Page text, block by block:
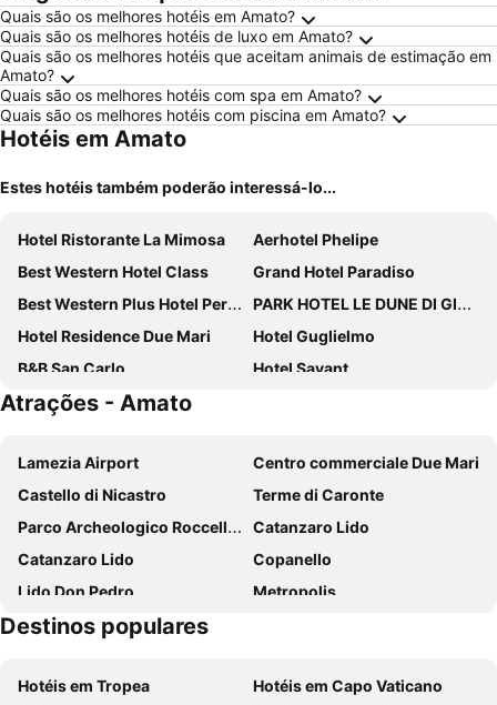
Quais são os melhores hotéis em Amato?
Quais são os melhores hotéis de luxo em Amato?
Quais são os melhores hotéis que aceitam animais de estimação em
Amato?
Quais são os melhores hotéis com spa em Amato?
Quais são os melhores hotéis com piscina em Amato?
Hotéis em Amato
Estes hotéis também poderão interessá-lo...
Hotel Ristorante La Mimosa
Aerhotel Phelipe
Best Western Hotel Class
Grand Hotel Paradiso
Best Western Plus Hotel Perla Del Porto
PARK HOTEL LE DUNE DI GIOVINO
Hotel Residence Due Mari
Hotel Guglielmo
B&B San Carlo
Hotel Savant
Hotel Sogni D'Oro Airport
Atrações - Amato
Lamezia Airport
Centro commerciale Due Mari
Castello di Nicastro
Terme di Caronte
Parco Archeologico Roccelletta di Borgia
Catanzaro Lido
Catanzaro Lido
Copanello
Lido Don Pedro
Metropolis
Spiaggia Paradiso del sub
Palumbosila
Destinos populares
Hotéis em Tropea
Hotéis em Capo Vaticano